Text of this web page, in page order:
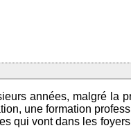
années, malgré la
une formation
qui vont dans les